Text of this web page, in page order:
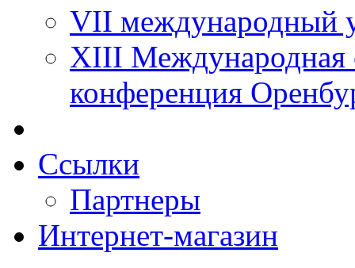
VII международный
XIII Международная
конференция
Ссылки
Партнеры
Интернет-магазин